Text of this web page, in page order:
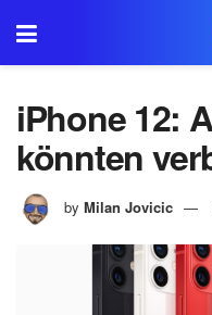
iPhone 12:
könnten
by Milan Jovicic